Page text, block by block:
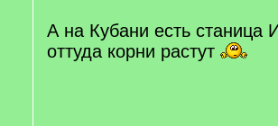
А на Кубани есть станица
оттуда корни растут